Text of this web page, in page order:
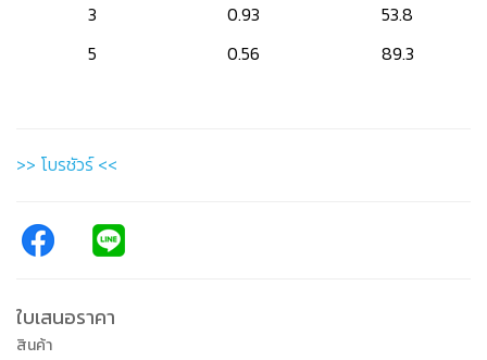
3
0.93
53.8
5
0.56 89.3
>> โบรชัวร์ <<
ใบเสนอราคา
สินค้า